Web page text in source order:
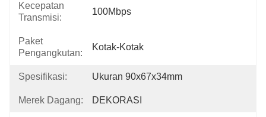
Kecepatan
Transmisi:
100Mbps
Paket
Pengangkutan:
Kotak-Kotak
Spesifikasi: Ukuran 90x67x34mm
Merek Dagang: DEKORASI